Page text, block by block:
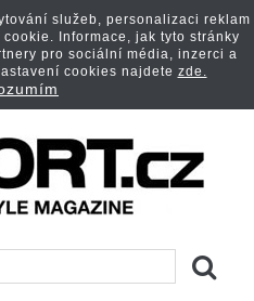
služeb, personalizaci reklam
Informace, jak tyto stránky
pro sociální média, inzerci a
cookies najdete zde.